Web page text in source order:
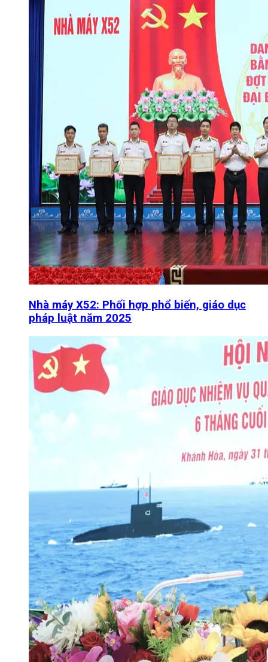
Nhà máy X52: Phối hợp phổ biến, giáo dục
pháp luật năm 2025